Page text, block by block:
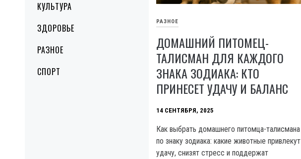
КУЛЬТУРА
ЗДОРОВЬЕ
РАЗНОЕ
СПОРТ
РАЗНОЕ
ДОМАШНИЙ ПИТОМЕЦ-
ТАЛИСМАН ДЛЯ КАЖДОГО
ЗНАКА ЗОДИАКА: КТО
ПРИНЕСЕТ УДАЧУ И БАЛАНС
14 СЕНТЯБРЯ, 2025
Как выбрать домашнего питомца-талисмана
по знаку зодиака: какие животные привлекут
удачу, снизят стресс и поддержат